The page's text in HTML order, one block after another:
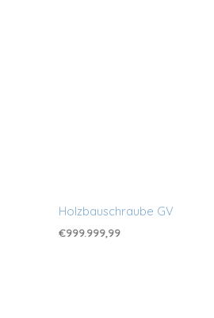
Holzbauschraube GV
€999.999,99